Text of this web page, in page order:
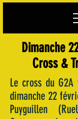
Dimanche
Cross &
Le cross du
dimanche 22
Puyguillen